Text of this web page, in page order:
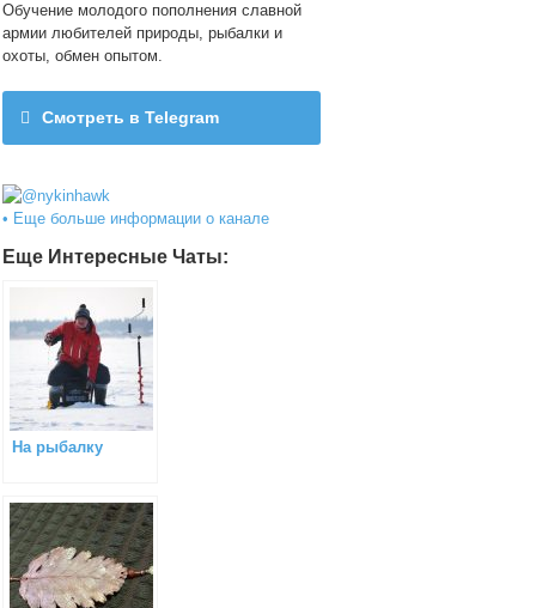
Обучение молодого пополнения славной
армии любителей природы, рыбалки и
охоты, обмен опытом.
Смотреть в Telegram
• Еще больше информации о канале
Еще Интересные Чаты:
На рыбалку